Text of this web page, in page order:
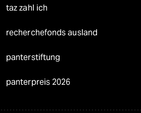
taz zahl ich
recherchefonds ausland
panterstiftung
panterpreis 2026